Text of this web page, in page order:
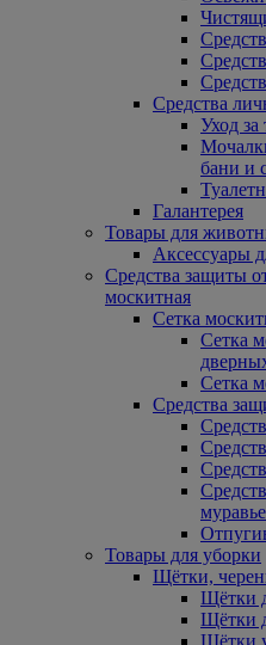
Средства
Уход за
бани и
Галантерея
Товары для
Аксессуары
Средства защиты
москитная
Сетка
Сетка
Сетка
Средства
Товары для уборки
Щётки,
Щётки
Щётки
Щётки